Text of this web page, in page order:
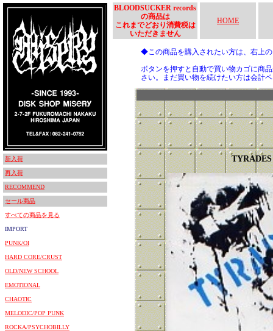
新入荷
再入荷
RECOMMEND
セール商品
すべての商品を見る
IMPORT
PUNK/OI
HARD CORE/CRUST
OLD/NEW SCHOOL
EMOTIONAL
CHAOTIC
MELODIC/POP PUNK
ROCKA/PSYCHOBILLY
BLOODSUCKER records
の商品は
これまでどおり消費税は
いただきません
HOME
◆この商品を購入されたい方は、右上
ボタンを押すと自動で買い物カゴに商
さい。まだ買い物を続けたい方は会計
TYRADES